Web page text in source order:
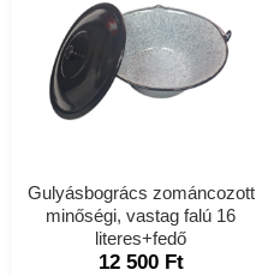
Gulyásbogrács zománcozott
minőségi, vastag falú 16
literes+fedő
12 500 Ft